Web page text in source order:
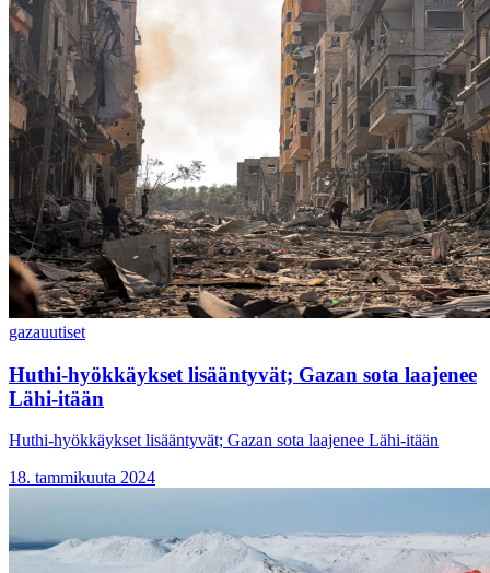
gazauutiset
Huthi-hyökkäykset lisääntyvät; Gazan sota laajenee
Lähi-itään
Huthi-hyökkäykset lisääntyvät; Gazan sota laajenee Lähi-itään
18. tammikuuta 2024